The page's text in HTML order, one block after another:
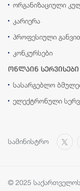
ორგანიზაციული
კარიერა
პროფესიული
კონკურსები
ონლაინ სერვისები
სასარგებლო
ელექტრონული
სამინისტრო
© 2025